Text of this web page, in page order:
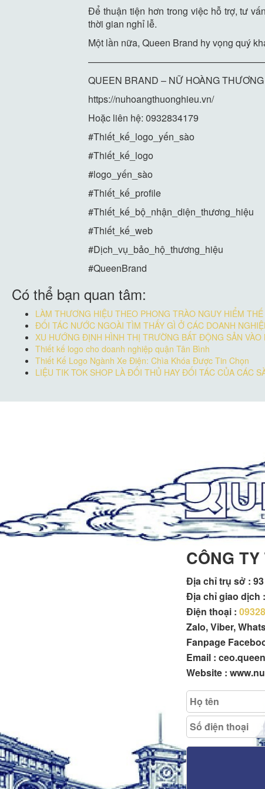
Để thuận tiện hơn trong việc hỗ trợ, tư
thời gian nghỉ lễ.
Một lần nữa, Queen Brand hy vọng quý
QUEEN BRAND – NỮ HOÀNG
https://nuhoangthuonghieu.vn/
Hoặc liên hệ: 0932834179
#Thiết_kế_logo_yến_sào
#Thiết_kế_logo
#logo_yến_sào
#Thiết_kế_profile
#Thiết_kế_bộ_nhận_diện_thương_hiệu
#Thiết_kế_web
#Dịch_vụ_bảo_hộ_thương_hiệu
#QueenBrand
Có thể bạn quan tâm:
LÀM THƯƠNG HIỆU THEO PHONG TRÀO NGUY HIỂM
ĐỐI TÁC NƯỚC NGOÀI TÌM THẤY GÌ Ở CÁC DOANH
XU HƯỚNG ĐỊNH HÌNH THỊ TRƯỜNG BẤT ĐỘNG SẢN VÀO
Thiết kế logo cho doanh nghiệp quận Tân Bình
Thiết Kế Logo Ngành Xe Điện: Chìa Khóa Được Tin Chọn
LIỆU TIK TOK SHOP LÀ ĐỐI THỦ HAY ĐỐI TÁC CỦA CÁC
CÔNG
Địa chỉ trụ sở :
Địa chỉ giao dịch
Điện thoại :
Zalo, Viber,
Fanpage
Email :
Website :